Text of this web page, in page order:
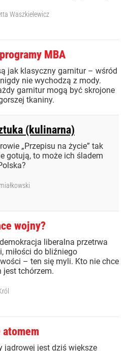
Waszkielewicz
MBA
jak klasyczny garnitur – wśród
nie wychodzą z mody.
garnitur mogą być skrojone
tkaniny.
(kulinarna)
„Przepisu na życie” tak
gotują, to może ich śladem
wojny?
liberalna przetrwa
miłości do bliźniego
– ten się myli. Kto nie chce
jest tchórzem.
jądrowej jest dziś większe